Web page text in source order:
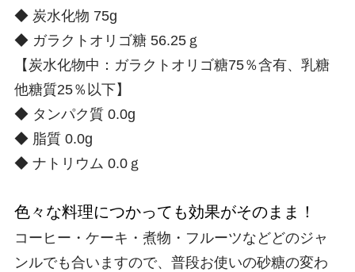
◆ 炭水化物 75g
◆ ガラクトオリゴ糖 56.25ｇ
【炭水化物中：ガラクトオリゴ糖75％含有、乳糖
他糖質25％以下】
◆ タンパク質 0.0g
◆ 脂質 0.0g
◆ ナトリウム 0.0ｇ
色々な料理につかっても効果がそのまま！
コーヒー・ケーキ・煮物・フルーツなどどのジャ
ンルでも合いますので、普段お使いの砂糖の変わ